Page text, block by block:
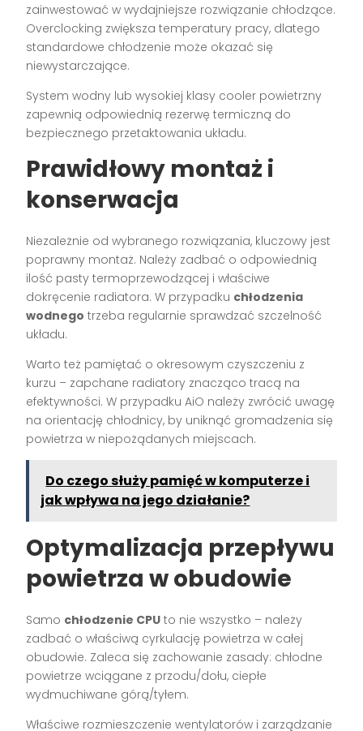
zainwestować w wydajniejsze rozwiązanie chłodzące.
Overclocking zwiększa temperatury pracy, dlatego
standardowe chłodzenie może okazać się
niewystarczające.
System wodny lub wysokiej klasy cooler powietrzny
zapewnią odpowiednią rezerwę termiczną do
bezpiecznego przetaktowania układu.
Prawidłowy montaż i
konserwacja
Niezależnie od wybranego rozwiązania, kluczowy jest
poprawny montaż. Należy zadbać o odpowiednią
ilość pasty termoprzewodzącej i właściwe
dokręcenie radiatora. W przypadku chłodzenia
wodnego trzeba regularnie sprawdzać szczelność
układu.
Warto też pamiętać o okresowym czyszczeniu z
kurzu – zapchane radiatory znacząco tracą na
efektywności. W przypadku AiO należy zwrócić uwagę
na orientację chłodnicy, by uniknąć gromadzenia się
powietrza w niepożądanych miejscach.
Do czego służy pamięć w komputerze i
jak wpływa na jego działanie?
Optymalizacja przepływu
powietrza w obudowie
Samo chłodzenie CPU to nie wszystko – należy
zadbać o właściwą cyrkulację powietrza w całej
obudowie. Zaleca się zachowanie zasady: chłodne
powietrze wciągane z przodu/dołu, ciepłe
wydmuchiwane górą/tyłem.
Właściwe rozmieszczenie wentylatorów i zarządzanie